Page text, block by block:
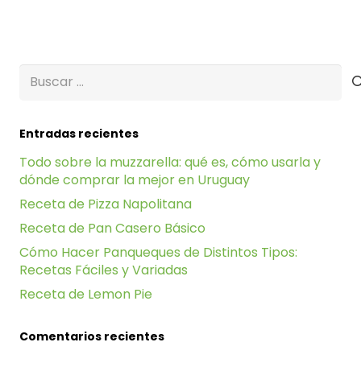
Buscar:
Entradas recientes
Todo sobre la muzzarella: qué es, cómo usarla y
dónde comprar la mejor en Uruguay
Receta de Pizza Napolitana
Receta de Pan Casero Básico
Cómo Hacer Panqueques de Distintos Tipos:
Recetas Fáciles y Variadas
Receta de Lemon Pie
Comentarios recientes